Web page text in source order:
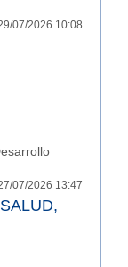
07/2026 10:08
07/2026 13:47